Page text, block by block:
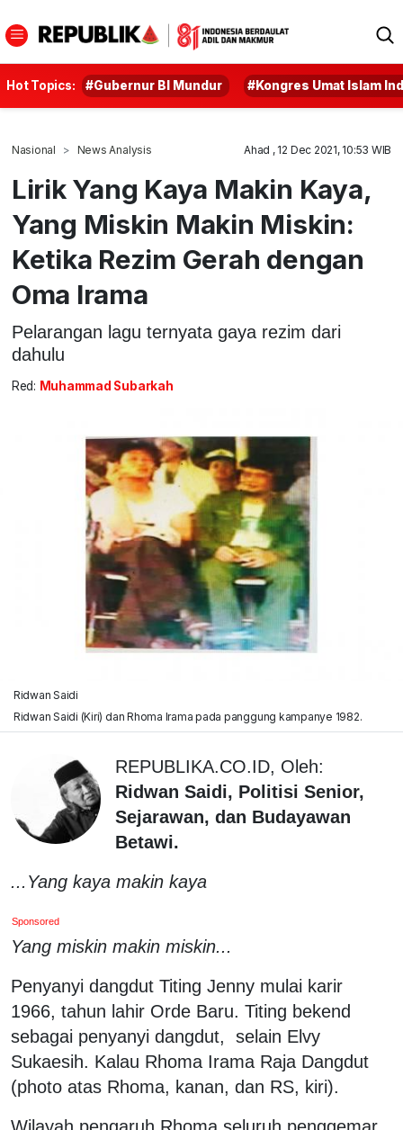
Hot Topics: #Gubernur BI Mundur #Kongres Umat Islam
Nasional News Analysis Ahad , 12 Dec 2021, 10:53 WIB
Lirik Yang Kaya Makin Kaya,
Yang Miskin Makin Miskin:
Ketika Rezim Gerah dengan
Oma Irama
Pelarangan lagu ternyata gaya rezim dari
dahulu
Red: Muhammad Subarkah
Ridwan Saidi
Ridwan Saidi (Kiri) dan Rhoma Irama pada panggung kampanye 1982.
REPUBLIKA.CO.ID, Oleh:
Ridwan Saidi, Politisi Senior,
Sejarawan, dan Budayawan
Betawi.
...Yang kaya makin kaya
Sponsored
Yang miskin makin miskin...
Penyanyi dangdut Titing Jenny mulai karir
1966, tahun lahir Orde Baru. Titing bekend
sebagai penyanyi dangdut, selain Elvy
Sukaesih. Kalau Rhoma Irama Raja Dangdut
(photo atas Rhoma, kanan, dan RS, kiri).